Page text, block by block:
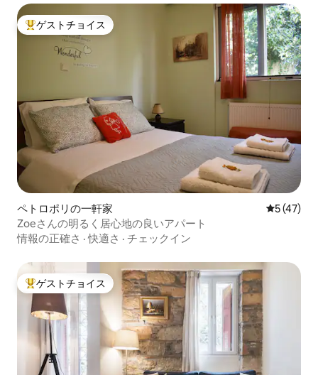
大好評のゲストチョイスです。
ゲストチョイス
ペトロポリの一軒家 レビュー
5 (47)
Zoeさんの明るく居心地の良いアパート
情報の正確さ ·快適さ · チェックイン
大好評のゲストチョイスです。
ゲストチョイス